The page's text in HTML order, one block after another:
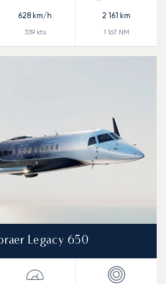
628 km/h
339kts
2 161 km
1 167 NM
Legacy 650